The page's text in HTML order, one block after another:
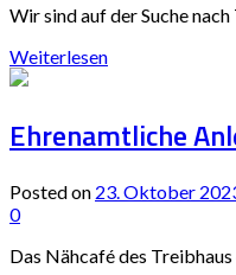
Wir sind auf der Suche
Weiterlesen
Ehrenamtliche
Posted on 23. Oktober
0
Das Nähcafé des